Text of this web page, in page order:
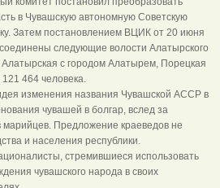
в Чувашскую автономную Советскую
Затем постановлением ВЦИК от 20 июня
следующие волости Алатырского
с городом Алатырем, Порецкая
464 человека.
изменения названия Чувашской АССР в
чувашей в болгар, вслед за
Предложение краеведов не
и населения республики.
стремившиеся использовать
чувашского народа в своих